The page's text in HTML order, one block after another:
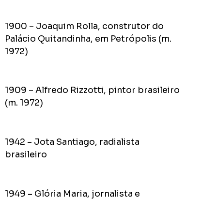
1900 – Joaquim Rolla, construtor do
Palácio Quitandinha, em Petrópolis (m.
1972)
1909 – Alfredo Rizzotti, pintor brasileiro
(m. 1972)
1942 – Jota Santiago, radialista
brasileiro
1949 – Glória Maria, jornalista e